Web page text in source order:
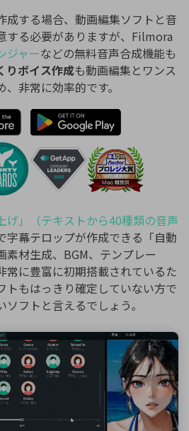
成する場合、動画編集ソフトと音
する必要がありますが、Filmora
ジャーなどの無料音声合成機能も
りボイス作成も動画編集とワンス
非常に効率的です。
げ」（テキストから40種類の音声
字幕テロップが作成できる「自動
素材生成、BGM、テンプレー
常に豊富に初期搭載されているた
トもはっきり確定していない方で
フトと言えるでしょう。